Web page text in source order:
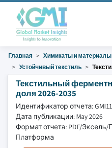
Главная Химикаты и материалы
Устойчивый текстиль
Текстильный
доля 2026-2035
Идентификатор отчета:
Дата публикации: May 2026
Формат отчета: PDF/
Платформа